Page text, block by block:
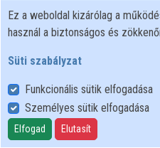
Felhasználói szabályzat
Adatkezelési tájékoztató
Süti szabályzat
Ez a weboldal kizárólag a
használ a biztonságos és
Süti szabályzat
Funkcionális sütik elfogadása
Személyes sütik elfogadása
Elfogad Elutasít